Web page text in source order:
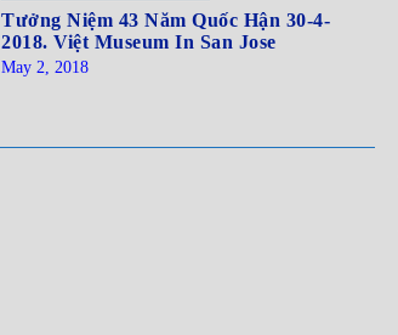
Tưởng Niệm 43 Năm Quốc Hận 30-4-
2018. Việt Museum In San Jose
May 2, 2018